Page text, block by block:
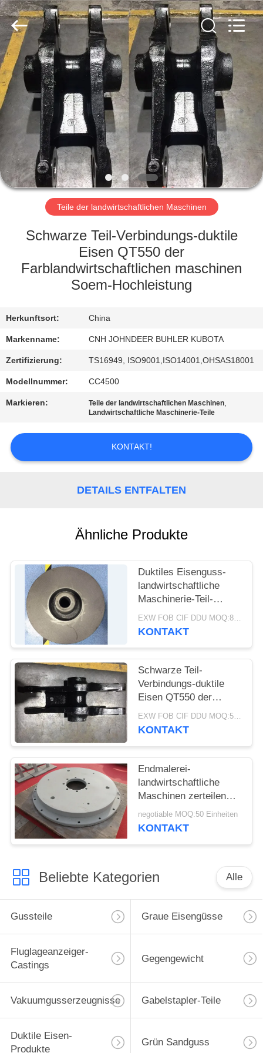
HAUS
PRODUKTE
ÜBER
UNS
FABRIK-
AUSFLUG
QUALITÄTSKONTROLLE
MIT
UNS
IN
VERBINDUNG
NACHRICHTEN
FORDERN
PRIVACY
POLICY
Casting
&
Forging
Factory.
Rights
Reserved.
Developed
by
ECER
Teile der landwirtschaftlichen Maschinen
Schwarze Teil-Verbindungs-duktile
Eisen QT550 der
Farblandwirtschaftlichen maschinen
Soem-Hochleistung
Herkunftsort: China
Markenname: CNH JOHNDEER BUHLER KUBOTA
Zertifizierung: TS16949, ISO9001,ISO14001,OHSAS18001
Modellnummer: CC4500
Markieren: Teile der landwirtschaftlichen Maschinen,
Landwirtschaftliche Maschinerie-Teile
KONTAKT!
DETAILS ENTFALTEN
Ähnliche Produkte
Duktiles Eisenguss-
landwirtschaftliche
Maschinerie-Teil-
Standardgröße Soem-
ODM
EXW FOB CIF DDU MOQ:80 Einheiten
KONTAKT
Schwarze Teil-
Verbindungs-duktile
Eisen QT550 der
Farblandwirtschaftlichen
maschinen Soem-
EXW FOB CIF DDU MOQ:50 Einheiten
KONTAKT
Endmalerei-
landwirtschaftliche
Maschinen zerteilen
Vakuumlinie Rad-
Gegengewichte
negotiable MOQ:50 Einheiten
KONTAKT
Beliebte Kategorien Alle
Gussteile Graue Eisengüsse
Fluglageanzeiger-
Castings
Gegengewicht
Vakuumgusserzeugnisse Gabelstapler-Teile
Duktile Eisen-
Produkte
Grün Sandguss